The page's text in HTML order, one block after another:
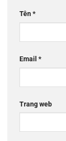
Tên*
Email *
Trang web